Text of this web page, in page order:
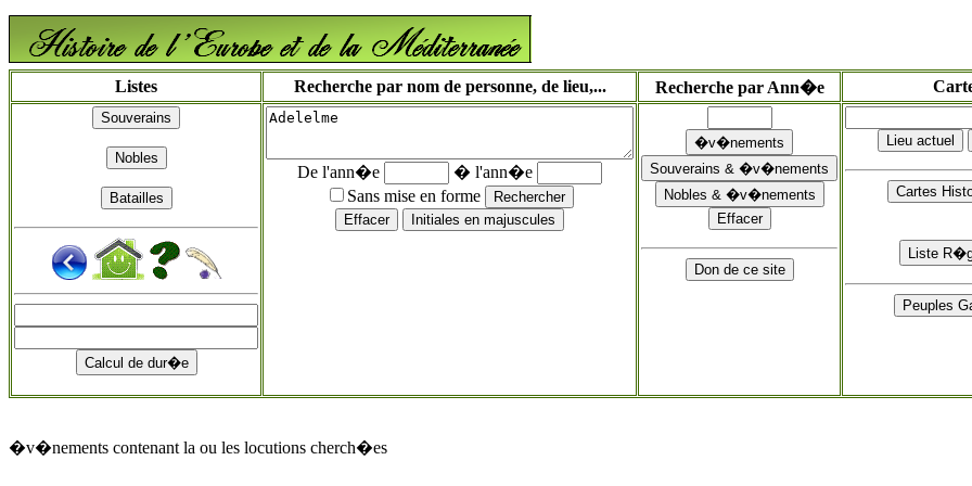
Listes Recherche par nom de personne, de lieu,... Recherche par Ann�e
De l'ann�e
� l'ann�e
Sans mise en forme
�v�nements contenant la ou les locutions cherch�es